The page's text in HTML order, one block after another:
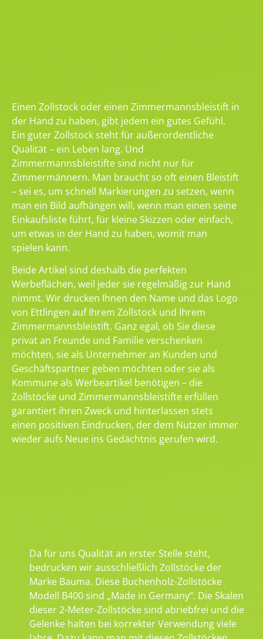
Einen Zollstock oder einen Zimmermannsbleistift in
der Hand zu haben, gibt jedem ein gutes Gefühl.
Ein guter Zollstock steht für außerordentliche
Qualität – ein Leben lang. Und
Zimmermannsbleistifte sind nicht nur für
Zimmermännern. Man braucht so oft einen Bleistift
– sei es, um schnell Markierungen zu setzen, wenn
man ein Bild aufhängen will, wenn man einen seine
Einkaufsliste führt, für kleine Skizzen oder einfach,
um etwas in der Hand zu haben, womit man
spielen kann.
Beide Artikel sind deshalb die perfekten
Werbeflächen, weil jeder sie regelmäßig zur Hand
nimmt. Wir drucken Ihnen den Name und das Logo
von Ettlingen auf Ihrem Zollstock und Ihrem
Zimmermannsbleistift. Ganz egal, ob Sie diese
privat an Freunde und Familie verschenken
möchten, sie als Unternehmer an Kunden und
Geschäftspartner geben möchten oder sie als
Kommune als Werbeartikel benötigen – die
Zollstöcke und Zimmermannsbleistifte erfüllen
garantiert ihren Zweck und hinterlassen stets
einen positiven Eindrucken, der dem Nutzer immer
wieder aufs Neue ins Gedächtnis gerufen wird.
Da für uns Qualität an erster Stelle steht,
bedrucken wir ausschließlich Zollstöcke der
Marke Bauma. Diese Buchenholz-Zollstöcke
Modell B400 sind „Made in Germany“. Die Skalen
dieser 2-Meter-Zollstöcke sind abriebfrei und die
Gelenke halten bei korrekter Verwendung viele